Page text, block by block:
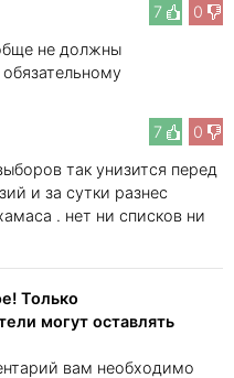
7
0
не должны
7
0
так унизится перед
и за сутки разнес
. нет ни списков ни
Только
могут оставлять
вам необходимо